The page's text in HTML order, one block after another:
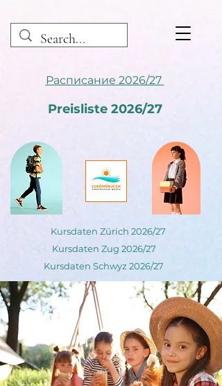
Расписание 2026/27
Preisliste 2026/27
Kursdaten Zürich 2026/27
Kursdaten Zug 2026/27
Kursdaten Schwyz 2026/27